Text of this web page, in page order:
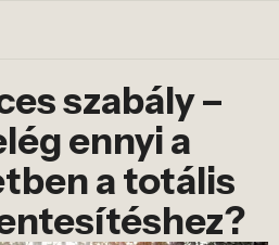
szabály –
ennyi a
a totális